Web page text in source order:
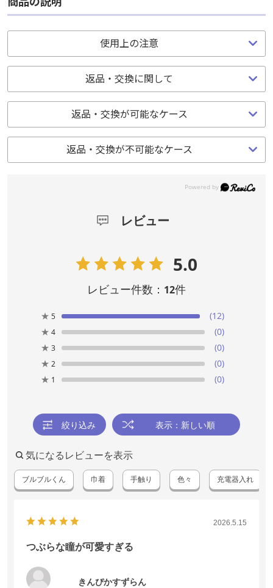
使用上の注意
返品・交換に関して
返品・交換が可能なケース
返品・交換が不可能なケース
レビュー
5.0
レビュー件数： 12件
★ 5
(12)
★ 4
(0)
★ 3
(0)
★ 2
(0)
★ 1 (0)
絞り込み 表示：新しい順
気になるレビューを表示
ブルブルくん 巾着 手触り 色々 充電器入れ
2026.5.15
つぶらな瞳が可愛すぎる
きんぴかすずらん